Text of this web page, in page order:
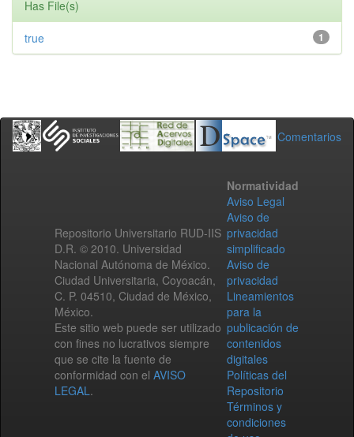
Has File(s)
1
true
Comentarios
Repositorio Universitario RUD-IIS
D.R. © 2010. Universidad
Nacional Autónoma de México.
Ciudad Universitaria, Coyoacán,
C. P. 04510, Ciudad de México,
México.
Este sitio web puede ser utilizado
con fines no lucrativos siempre
que se cite la fuente de
conformidad con el AVISO
LEGAL.
Normatividad
Aviso Legal
Aviso de
privacidad
simplificado
Aviso de
privacidad
Lineamientos
para la
publicación de
contenidos
digitales
Políticas del
Repositorio
Términos y
condiciones